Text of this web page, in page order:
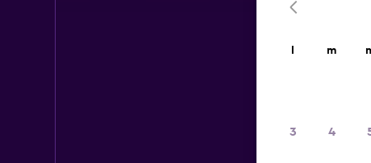
m
3 4